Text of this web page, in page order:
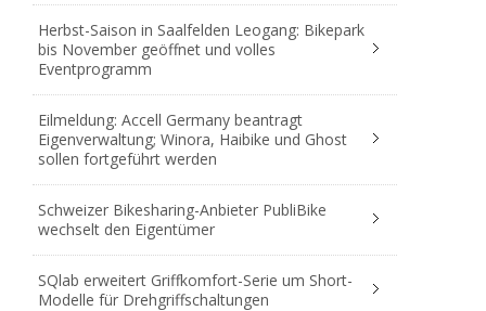
Herbst-Saison in Saalfelden Leogang: Bikepark
bis November geöffnet und volles
Eventprogramm
Eilmeldung: Accell Germany beantragt
Eigenverwaltung; Winora, Haibike und Ghost
sollen fortgeführt werden
Schweizer Bikesharing-Anbieter PubliBike
wechselt den Eigentümer
SQlab erweitert Griffkomfort-Serie um Short-
Modelle für Drehgriffschaltungen